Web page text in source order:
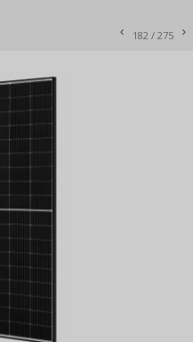
182 / 275